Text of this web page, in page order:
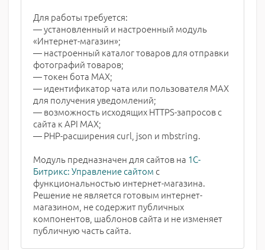
Для работы требуется:
— установленный и настроенный модуль
«Интернет-магазин»;
— настроенный каталог товаров для отправки
фотографий товаров;
— токен бота MAX;
— идентификатор чата или пользователя MAX
для получения уведомлений;
— возможность исходящих HTTPS-запросов с
сайта к API MAX;
— PHP-расширения curl, json и mbstring.
Модуль предназначен для сайтов на 1С-
Битрикс: Управление сайтом с
функциональностью интернет-магазина.
Решение не является готовым интернет-
магазином, не содержит публичных
компонентов, шаблонов сайта и не изменяет
публичную часть сайта.